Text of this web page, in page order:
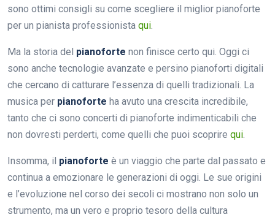
sono ottimi consigli su come scegliere il miglior pianoforte
per un pianista professionista qui.
Ma la storia del pianoforte non finisce certo qui. Oggi ci
sono anche tecnologie avanzate e persino pianoforti digitali
che cercano di catturare l’essenza di quelli tradizionali. La
musica per pianoforte ha avuto una crescita incredibile,
tanto che ci sono concerti di pianoforte indimenticabili che
non dovresti perderti, come quelli che puoi scoprire qui.
Insomma, il pianoforte è un viaggio che parte dal passato e
continua a emozionare le generazioni di oggi. Le sue origini
e l’evoluzione nel corso dei secoli ci mostrano non solo un
strumento, ma un vero e proprio tesoro della cultura